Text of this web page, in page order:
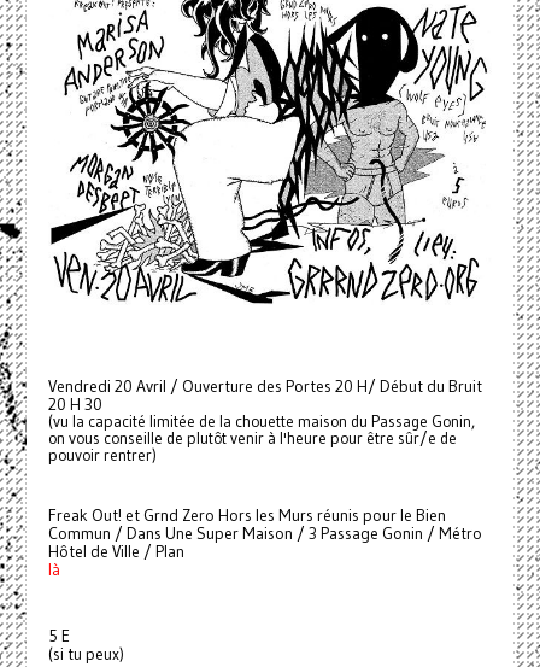
Vendredi 20 Avril / Ouverture des Portes 20 H/ Début du Bruit
20 H 30
(vu la capacité limitée de la chouette maison du Passage Gonin,
on vous conseille de plutôt venir à l'heure pour être sûr/e de
pouvoir rentrer)
Freak Out! et Grnd Zero Hors les Murs réunis pour le Bien
Commun / Dans Une Super Maison / 3 Passage Gonin / Métro
Hôtel de Ville / Plan
là
5 E
(si tu peux)